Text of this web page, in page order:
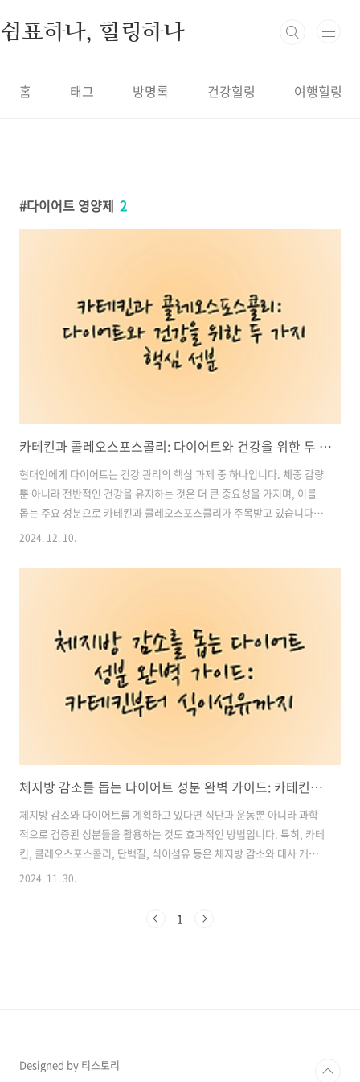
쉼표하나, 힐링하나
홈 태그 방명록 건강힐링 여행힐링
다이어트 영양제 2
카테킨과 콜레오스포스콜리: 다이어트와 건강을 위한 두 가지 핵심 성분
현대인에게 다이어트는 건강 관리의 핵심 과제 중 하나입니다. 체중 감량
뿐 아니라 전반적인 건강을 유지하는 것은 더 큰 중요성을 가지며, 이를
돕는 주요 성분으로 카테킨과 콜레오스포스콜리가 주목받고 있습니다.
이 두 성분은 각각 식약처로부터 체지방 감소에 도움을 줄 수 있는 기능
진 등 다양한 부가적인 건강 효과를 제공합니다.이번 글에서는 카테킨과
적으로 다룹니다. 목차1. 카테킨: 체지방 감소와 항산화 효과의 대표 성
분 2. 콜레오스포스콜리: 아유르베다에서 인정받은 천연 다이어트 성분
3. 다이어트 보조제..
2024. 12. 10.
체지방 감소를 돕는 다이어트 성분 완벽 가이드: 카테킨부터 식이섬유까지
체지방 감소와 다이어트를 계획하고 있다면 식단과 운동뿐 아니라 과학
적으로 검증된 성분들을 활용하는 것도 효과적인 방법입니다. 특히, 카테
킨, 콜레오스포스콜리, 단백질, 식이섬유 등은 체지방 감소와 대사 개선
에 탁월한 도움을 줄 수 있습니다. 이번 글에서는 이러한 성분들의 효능
소에 효과적인 카테킨 2. 지방 분해 성분: 콜레오스포스콜리 3. 필수 영양
2024. 11. 30.
1
Designed by 티스토리